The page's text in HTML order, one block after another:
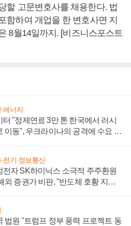
할 고문변호사를 채용한다. 법
함하여 개업을 한 변호사면 지
8월14일까지. [비즈니스포스트
에너지
터 "정제연료 3만 톤 한국에서 러시
이동", 우크라이나의 공격에 수요 늘
전기·정보통신
전자 SK하이닉스 소극적 주주환원
외 증권가 비판, "반도체 호황 지속
법원 "트럼프 정부 풍력 프로젝트 동